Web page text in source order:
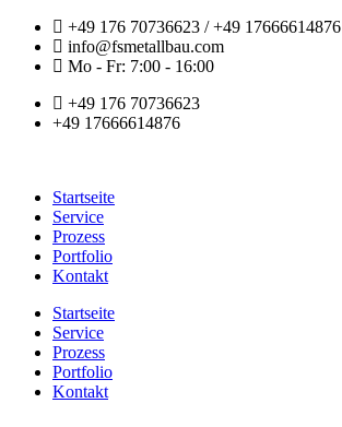
+49 176 70736623 / +49 17666614876
info@fsmetallbau.com
Mo - Fr: 7:00 - 16:00
+49 176 70736623
+49 17666614876
Startseite
Service
Prozess
Portfolio
Kontakt
Startseite
Service
Prozess
Portfolio
Kontakt